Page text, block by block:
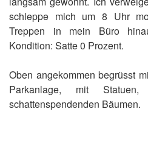
schleppe mich um 8 Uhr
Treppen in mein Büro
Kondition: Satte 0 Prozent.
Oben angekommen begrüsst
Parkanlage, mit
schattenspendenden Bäumen.